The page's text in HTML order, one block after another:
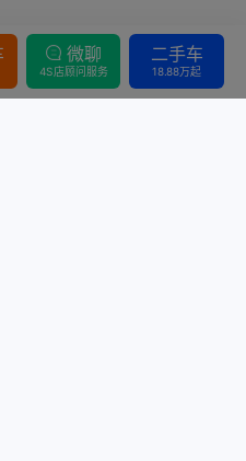
微聊
4S店顾问服务
二手车
18.88万起